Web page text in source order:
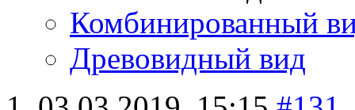
Комбинированный
Древовидный вид